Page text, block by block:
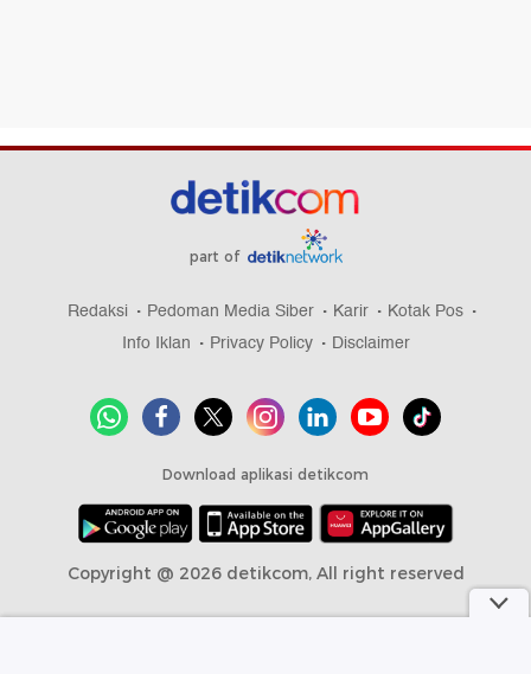
part of
Redaksi Pedoman Media Siber Karir
Kotak Pos
Info Iklan
Privacy Policy Disclaimer
Download aplikasi detikcom
Copyright @ 2026 detikcom, All right reserved